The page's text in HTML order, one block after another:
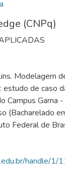
(CNPq)
Modelagem
de caso
Campus Gama
(Bacharelado
Federal de
handle/1/